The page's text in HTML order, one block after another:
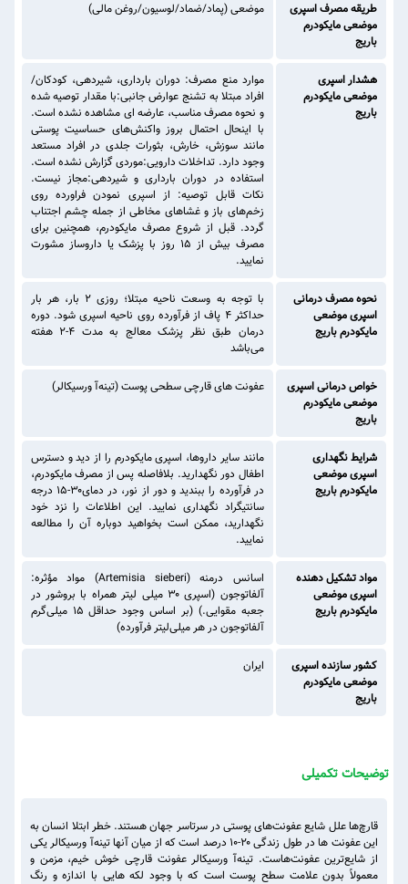
طریقه مصرف اسپری
موضعی مایکودرم
باریج
موضعی (پماد/ضماد/لوسیون/روغن مالی)
هشدار اسپری
موضعی مایکودرم
باریج
موارد منع مصرف: دوران بارداری، شیردهی، کودکان/
افراد مبتلا به تشنج عوارض جانبی:با مقدار توصیه شده
و نحوه مصرف مناسب، عارضه ای مشاهده نشده است.
با اینحال احتمال بروز واکنش‌های حساسیت پوستی
مانند سوزش، خارش، بثورات جلدی در افراد مستعد
وجود دارد. تداخلات دارویی:موردی گزارش نشده است.
استفاده در دوران بارداری و شیردهی:مجاز نیست.
نکات قابل توصیه: از اسپری نمودن فراورده روی
زخم‌های باز و غشاهای مخاطی از جمله چشم اجتناب
گردد. قبل از شروع مصرف مایکودرم، همچنین برای
مصرف بیش از ۱۵ روز با پزشک یا داروساز مشورت
نمایید.
نحوه مصرف درمانی
اسپری موضعی
مایکودرم باریج
با توجه به وسعت ناحیه مبتلا؛ روزی ۲ بار، هر بار
حداکثر ۴ پاف از فرآورده روی ناحیه اسپری شود. دوره
درمان طبق نظر پزشک معالج به مدت ۴-۲ هفته
می‌باشد
خواص درمانی اسپری
موضعی مایکودرم
باریج
عفونت های قارچی سطحی پوست (تینه‌آ ورسیکالر)
شرایط نگهداری
اسپری موضعی
مایکودرم باریج
مانند سایر داروها، اسپری مایکودرم را از دید و دسترس
اطفال دور نگهدارید. بلافاصله پس از مصرف مایکودرم،
در فرآورده را ببندید و دور از نور، در دمای۳۰-۱۵ درجه
سانتیگراد نگهداری نمایید. این اطلاعات را نزد خود
نگهدارید، ممکن است بخواهید دوباره آن را مطالعه
نمایید.
مواد تشکیل دهنده
اسپری موضعی
مایکودرم باریج
اسانس درمنه (Artemisia sieberi) مواد مؤثره:
آلفاتوجون (اسپری ۳۰ میلی لیتر همراه با بروشور در
جعبه مقوایی.) (بر اساس وجود حداقل ۱۵ میلی‌گرم
آلفاتوجون در هر میلی‌لیتر فرآورده)
کشور سازنده اسپری
موضعی مایکودرم
باریج
ایران
توضیحات تکمیلی
قارچ‌ها علل شایع عفونت‌های پوستی در سرتاسر جهان هستند. خطر ابتلا انسان به
این عفونت ها در طول زندگی ۲۰-۱۰ درصد است که از میان آنها تینه‌آ ورسیکالر یکی
از شایع‌ترین عفونت‌هاست. تینه‌آ ورسیکالر عفونت قارچی خوش خیم، مزمن و
معمولاً بدون علامت سطح پوست است که با وجود لکه هایی با اندازه و رنگ